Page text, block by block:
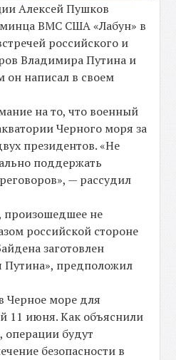
Алексей Пушков
ВМС США «Лабун» в
российского и
Владимира Путина и
он написал в своем
на то, что военный
Черного моря за
президентов. «Не
поддержать
— рассудил
произошедшее не
российской стороне
заготовлен
Путина», предположил
Черное море для
11 июня. Как объяснили
будут
безопасности в